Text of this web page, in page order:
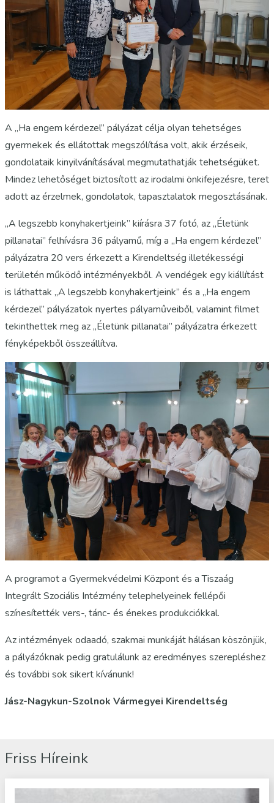
A „Ha engem kérdezel” pályázat célja olyan tehetséges
gyermekek és ellátottak megszólítása volt, akik érzéseik,
gondolataik kinyilvánításával megmutathatják tehetségüket.
Mindez lehetőséget biztosított az irodalmi önkifejezésre, teret
adott az érzelmek, gondolatok, tapasztalatok megosztásának.
„A legszebb konyhakertjeink” kiírásra 37 fotó, az „Életünk
pillanatai” felhívásra 36 pályamű, míg a „Ha engem kérdezel”
pályázatra 20 vers érkezett a Kirendeltség illetékességi
területén működő intézményekből. A vendégek egy kiállítást
is láthattak „A legszebb konyhakertjeink” és a „Ha engem
kérdezel” pályázatok nyertes pályaműveiből, valamint filmet
tekinthettek meg az „Életünk pillanatai” pályázatra érkezett
fényképekből összeállítva.
A programot a Gyermekvédelmi Központ és a Tiszaág
Integrált Szociális Intézmény telephelyeinek fellépői
színesítették vers-, tánc- és énekes produkciókkal.
Az intézmények odaadó, szakmai munkáját hálásan köszönjük,
a pályázóknak pedig gratulálunk az eredményes szerepléshez
és további sok sikert kívánunk!
Jász-Nagykun-Szolnok Vármegyei Kirendeltség
Friss Híreink